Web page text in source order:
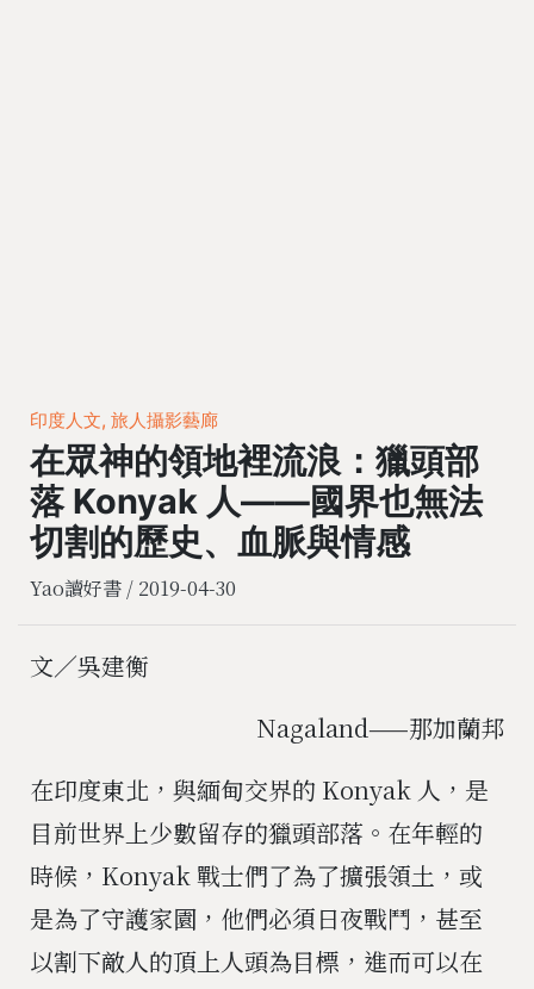
印度人文, 旅人攝影藝廊
在眾神的領地裡流浪：獵頭部
落 Konyak 人——國界也無法
切割的歷史、血脈與情感
Yao讀好書 / 2019-04-30
文／吳建衡
Nagaland——那加蘭邦
在印度東北，與緬甸交界的 Konyak 人，是
目前世界上少數留存的獵頭部落。在年輕的
時候， Konyak 戰士們了為了擴張領土，或
是為了守護家園，他們必須日夜戰鬥，甚至
以割下敵人的頂上人頭為目標，進而可以在